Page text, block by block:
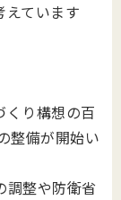
えています
くり構想の百
整備が開始い
調整や防衛省